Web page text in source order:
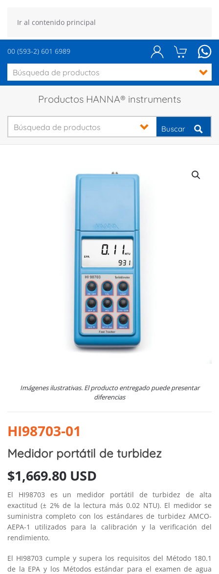
Ir al contenido principal
00 (593-2) 601 6989
Productos HANNA® instruments
Buscar
Imágenes ilustrativas. El producto entregado puede presentar
diferencias
HI98703-01
Medidor portátil de turbidez
$1,669.80 USD
El HI98703 es un medidor portátil de turbidez de alta
exactitud (± 2% de la lectura más 0.02 NTU). El medidor se
suministra completo con los estándares de turbidez AMCO-
AEPA-1 utilizados para la calibración y la verificación del
rendimiento.
El HI98703 cumple y supera los requisitos del Método 180.1
de la EPA y los Métodos estándar para el examen de agua